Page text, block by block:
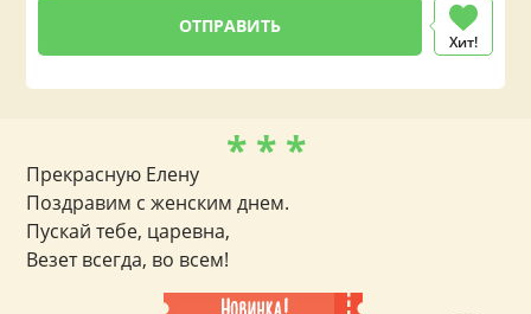
Хит!
* * *
Прекрасную Елену
Поздравим с женским днем.
Пускай тебе, царевна,
Везет всегда, во всем!